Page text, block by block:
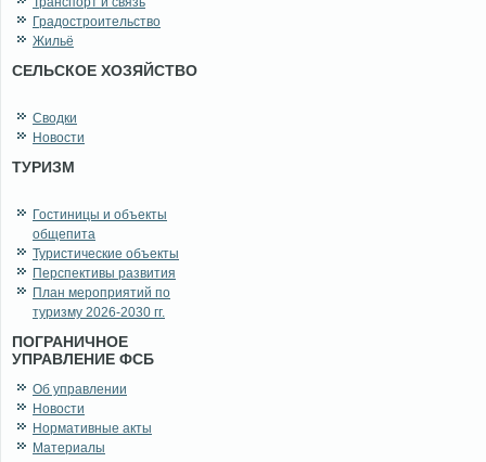
Градостроительство
Жильё
СЕЛЬСКОЕ ХОЗЯЙСТВО
Сводки
Новости
ТУРИЗМ
Гостиницы и объекты
общепита
Туристические объекты
Перспективы развития
План мероприятий по
туризму 2026-2030 гг.
ПОГРАНИЧНОЕ
УПРАВЛЕНИЕ ФСБ
Об управлении
Новости
Нормативные акты
Материалы